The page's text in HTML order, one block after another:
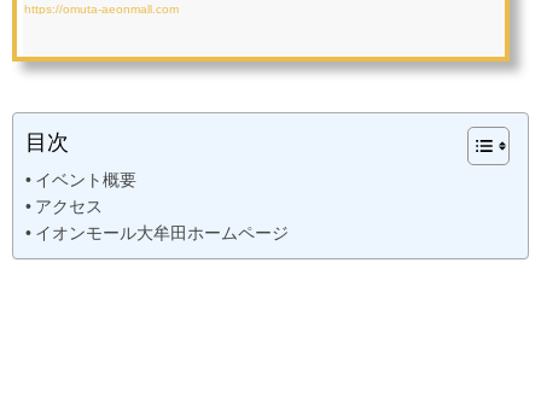
https://omuta-aeonmall.com
目次
イベント概要
アクセス
イオンモール大牟田ホームページ